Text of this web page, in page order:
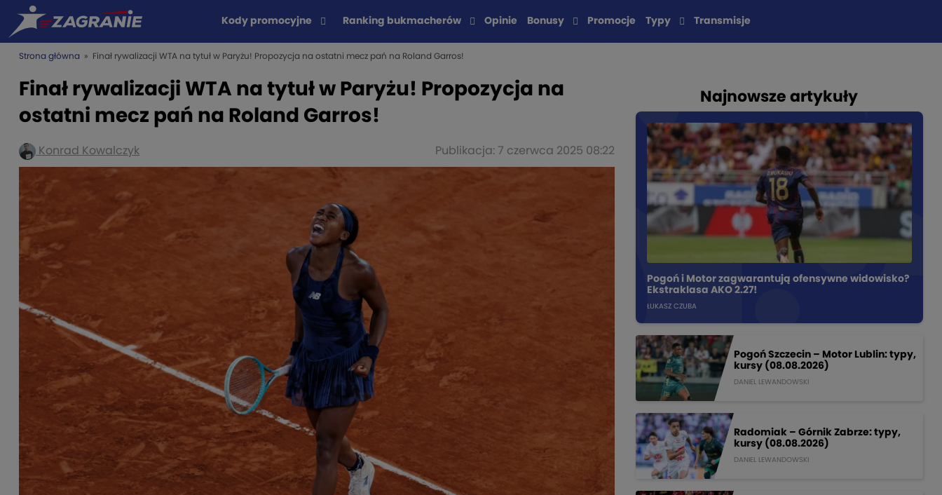
Kody promocyjne Ranking bukmacherów Opinie Bonusy Promocje Typy Transmisje
Strona główna » Finał rywalizacji WTA na tytuł w Paryżu! Propozycja na ostatni mecz pań na Roland Garros!
Finał rywalizacji WTA na tytuł w Paryżu! Propozycja na
ostatni mecz pań na Roland Garros!
Konrad Kowalczyk Publikacja: 7 czerwca 2025 08:22
Najnowsze artykuły
Pogoń i Motor zagwarantują ofensywne widowisko?
Ekstraklasa AKO 2.27!
ŁUKASZ CZUBA
Pogoń Szczecin – Motor Lublin: typy,
kursy (08.08.2026)
DANIEL LEWANDOWSKI
Radomiak – Górnik Zabrze: typy,
kursy (08.08.2026)
DANIEL LEWANDOWSKI